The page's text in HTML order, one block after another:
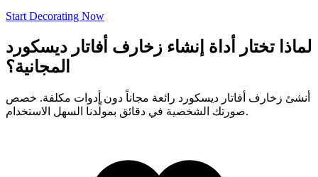
Start Decorating Now
لماذا تختار أداة إنشاء زخارف أفاتار ديسكورد
المجانية؟
أنشئ زخارف أفاتار ديسكورد رائعة مجاناً دون أدوات مكلفة. خصص
صورتك الشخصية في دقائق بمولِّدنا السهل الاستخدام.